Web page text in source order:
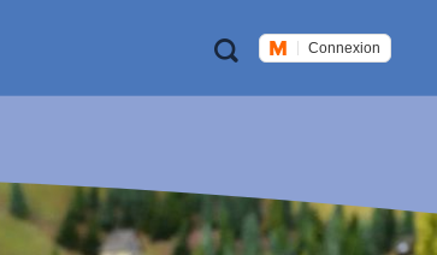
Métanavigation
RechercheConnexion